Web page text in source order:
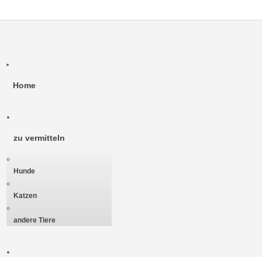
Home
zu vermitteln
Hunde
Katzen
andere Tiere